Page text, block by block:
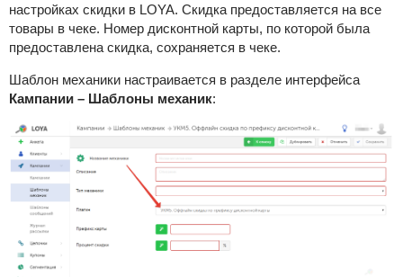
настройках скидки в LOYA. Скидка предоставляется на все
товары в чеке. Номер дисконтной карты, по которой была
предоставлена скидка, сохраняется в чеке.
Шаблон механики настраивается в разделе интерфейса
Кампании – Шаблоны механик: